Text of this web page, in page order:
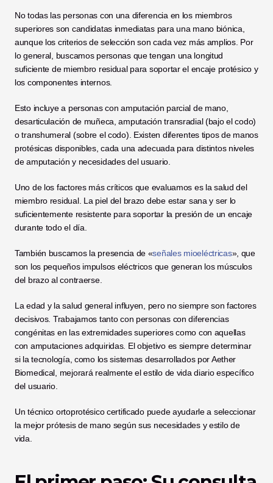
No todas las personas con una diferencia en los miembros
superiores son candidatas inmediatas para una mano biónica,
aunque los criterios de selección son cada vez más amplios. Por
lo general, buscamos personas que tengan una longitud
suficiente de miembro residual para soportar el encaje protésico y
los componentes internos.
Esto incluye a personas con amputación parcial de mano,
desarticulación de muñeca, amputación transradial (bajo el codo)
o transhumeral (sobre el codo). Existen diferentes tipos de manos
protésicas disponibles, cada una adecuada para distintos niveles
de amputación y necesidades del usuario.
Uno de los factores más críticos que evaluamos es la salud del
miembro residual. La piel del brazo debe estar sana y ser lo
suficientemente resistente para soportar la presión de un encaje
durante todo el día.
También buscamos la presencia de «señales mioeléctricas», que
son los pequeños impulsos eléctricos que generan los músculos
del brazo al contraerse.
La edad y la salud general influyen, pero no siempre son factores
decisivos. Trabajamos tanto con personas con diferencias
congénitas en las extremidades superiores como con aquellas
con amputaciones adquiridas. El objetivo es siempre determinar
si la tecnología, como los sistemas desarrollados por Aether
Biomedical, mejorará realmente el estilo de vida diario específico
del usuario.
Un técnico ortoprotésico certificado puede ayudarle a seleccionar
la mejor prótesis de mano según sus necesidades y estilo de
vida.